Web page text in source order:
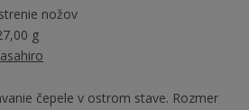
nožov
g
čepele v ostrom stave. Rozmer